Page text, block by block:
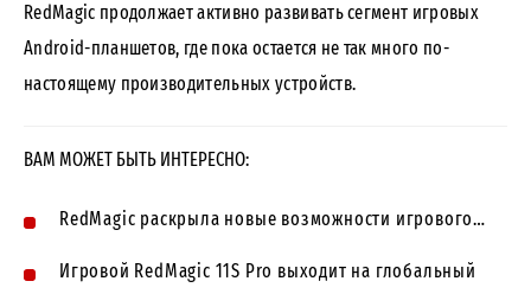
RedMagic продолжает активно развивать сегмент игровых
Android-планшетов, где пока остается не так много по-
настоящему производительных устройств.
ВАМ МОЖЕТ БЫТЬ ИНТЕРЕСНО:
RedMagic раскрыла новые возможности игрового…
Игровой RedMagic 11S Pro выходит на глобальный